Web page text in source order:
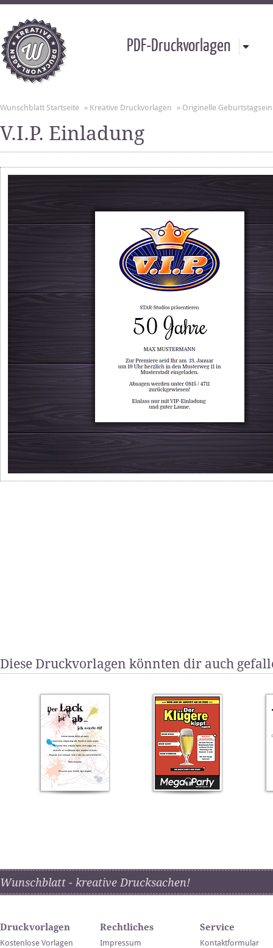
PDF-Druckvorlagen
Wunschblatt Startseite » Kreative Druckvorlagen » Originelle
V.I.P. Einladung
Diese Druckvorlagen könnten dir auch
Wunschblatt - kreative Drucksachen!
Druckvorlagen
Kostenlose Vorlagen
Rechtliches
Impressum
Service
Kontaktformular